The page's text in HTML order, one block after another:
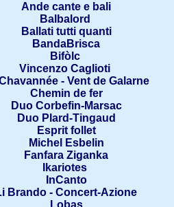
Ande cante e bali
Balbalord
Ballati tutti quanti
BandaBrisca
Bifòlc
Vincenzo Caglioti
- Vent de Galarne
Chemin de fer
Duo Corbefin-Marsac
Duo Plard-Tingaud
Esprit follet
Michel Esbelin
Fanfara Ziganka
Ikariotes
InCanto
Brando - Concert-Azione